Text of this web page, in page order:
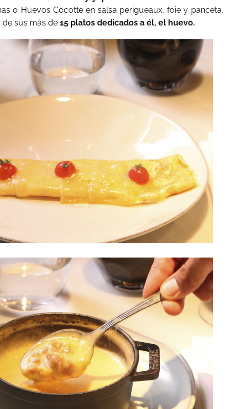
o Huevos Cocotte en salsa perigueaux, foie y panceta,
sus más de 15 platos dedicados a él, el huevo.